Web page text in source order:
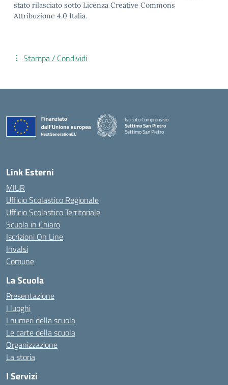
stato rilasciato sotto Licenza Creative Commons
Attribuzione 4.0 Italia.
Stampa / Condividi
Istituto Comprensivo
Settimo San Pietro
Settimo San Pietro
Link Esterni
MIUR
Ufficio Scolastico Regionale
Ufficio Scolastico Territoriale
Scuola in Chiaro
Iscrizioni On Line
Invalsi
Comune
La Scuola
Presentazione
I luoghi
I numeri della scuola
Le carte della scuola
Organizzazione
La storia
I Servizi